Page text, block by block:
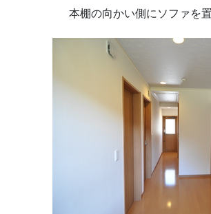
本棚の向かい側にソファを